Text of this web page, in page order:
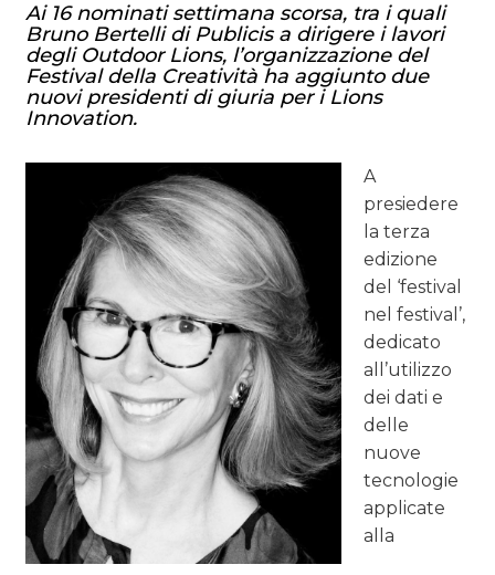
TREND
CASE HISTORY
Ai 16 nominati settimana scorsa, tra i quali
Bruno Bertelli di Publicis a dirigere i lavori
degli Outdoor Lions, l’organizzazione del
Festival della Creatività ha aggiunto due
nuovi presidenti di giuria per i Lions
Innovation.
A
presiedere
la terza
edizione
del ‘festival
nel festival’,
dedicato
all’utilizzo
dei dati e
delle
nuove
tecnologie
applicate
alla